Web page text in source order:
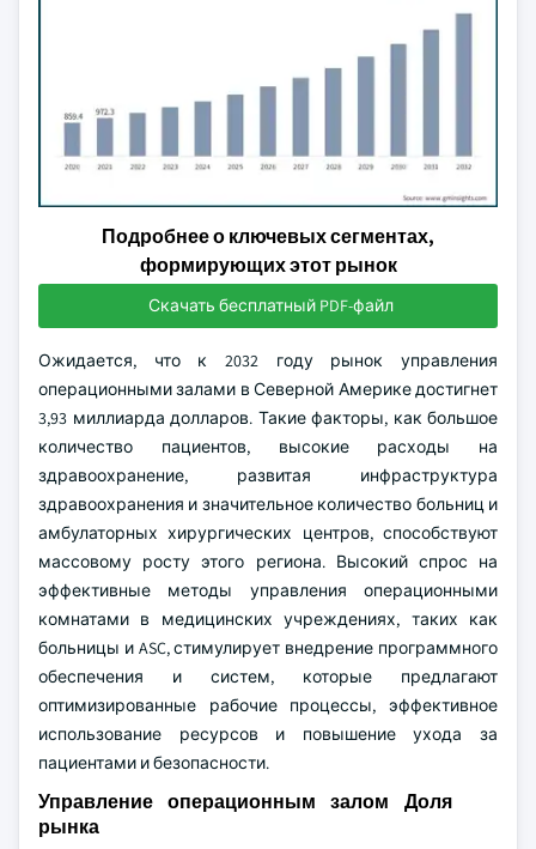
Подробнее о ключевых сегментах,
формирующих этот рынок
Скачать бесплатный PDF-файл
Ожидается, что к 2032 году рынок управления
операционными залами в Северной Америке достигнет
3,93 миллиарда долларов. Такие факторы, как большое
количество пациентов, высокие расходы на
здравоохранение, развитая инфраструктура
здравоохранения и значительное количество больниц и
амбулаторных хирургических центров, способствуют
массовому росту этого региона. Высокий спрос на
эффективные методы управления операционными
комнатами в медицинских учреждениях, таких как
больницы и ASC, стимулирует внедрение программного
обеспечения и систем, которые предлагают
оптимизированные рабочие процессы, эффективное
использование ресурсов и повышение ухода за
пациентами и безопасности.
Управление операционным залом Доля
рынка